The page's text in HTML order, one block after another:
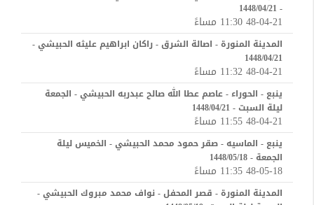
- 1448/04/21
48-04-21 11:30 مساءً
المدينة المنورة - اصالة الشرق - راكان ابراهيم عليثه الحبيشي -
1448/04/21
48-04-21 11:32 مساءً
ينبع - الحوراء - عاصم عطا الله صالح عبدربه الحبيشي - الجمعة
ليلة السبت - 1448/04/21
48-04-21 11:55 مساءً
ينبع - الماسيه - صقر حمود محمد الحبيشي - الخميس ليلة
الجمعة - 1448/05/18
48-05-18 11:35 مساءً
المدينة المنورة - قصر المحفل - نواف محمد مبروك الحبيشي -